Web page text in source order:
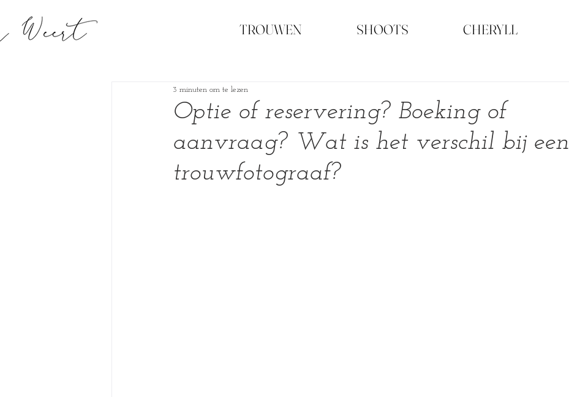
TROUWEN SHOOTS CHERYLL
Optie of reservering? Boeking of
aanvraag? Wat is het verschil bij een
trouwfotograaf?
3 minuten om te lezen